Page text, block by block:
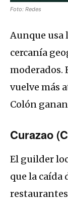
Foto: Redes
Aunque usa
cercanía
moderados.
vuelve más
Colón
Curazao
El guilder
que la caída